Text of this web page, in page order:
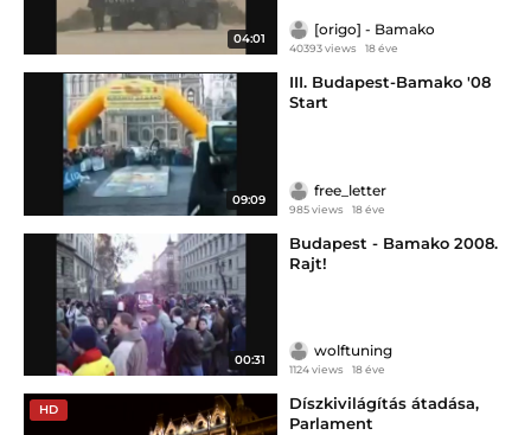
04:01
[origo] - Bamako
40393 views 18 éve
09:09
III. Budapest-Bamako '08
Start
free_letter
985 views 18 éve
00:31
Budapest - Bamako 2008.
Rajt!
wolftuning
1124 views 18 éve
HD
Díszkivilágítás átadása,
Parlament